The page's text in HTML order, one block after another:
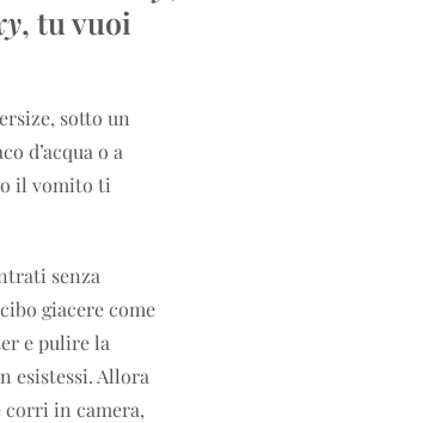
, tu vuoi
sotto un
d’acqua o a
il vomito ti
senza
giacere come
e pulire la
esistessi. Allora
corri in camera,